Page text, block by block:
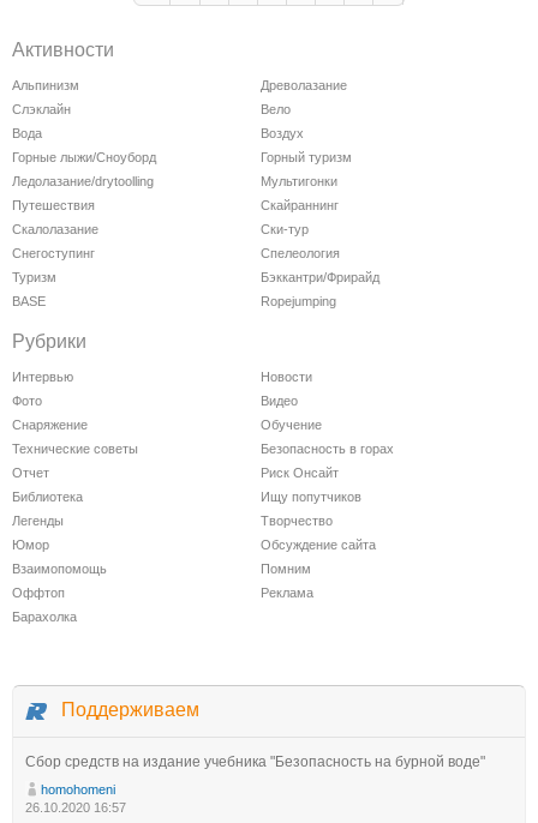
Активности
Альпинизм
Древолазание
Слэклайн
Вело
Вода
Воздух
Горные лыжи/Сноуборд
Горный туризм
Ледолазание/drytoolling
Мультигонки
Путешествия
Скайраннинг
Скалолазание
Ски-тур
Снегоступинг
Спелеология
Туризм
Бэккантри/Фрирайд
BASE
Ropejumping
Рубрики
Интервью
Новости
Фото
Видео
Снаряжение
Обучение
Технические советы
Безопасность в горах
Отчет
Риск Онсайт
Библиотека
Ищу попутчиков
Легенды
Творчество
Юмор
Обсуждение сайта
Взаимопомощь
Помним
Оффтоп
Реклама
Барахолка
Поддерживаем
Сбор средств на издание учебника "Безопасность на бурной воде"
homohomeni
26.10.2020 16:57